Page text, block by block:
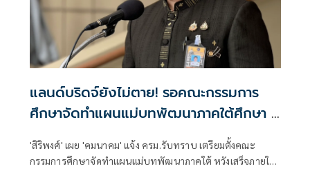
แลนด์บริดจ์ยังไม่ตาย! รอคณะกรรมการ
ศึกษาจัดทำแผนแม่บทพัฒนาภาคใต้ศึกษา 1
'สิริพงศ์' เผย 'คมนาคม' แจ้ง ครม.รับทราบ เตรียมตั้งคณะ
กรรมการศึกษาจัดทำแผนแม่บทพัฒนาภาคใต้ หวังเสร็จภายใน